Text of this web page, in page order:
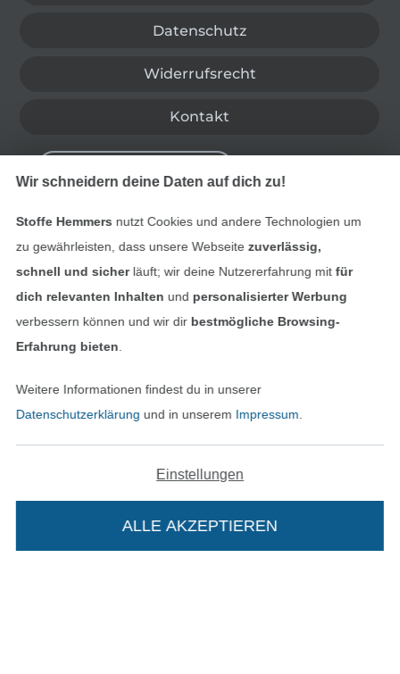
Datenschutz
Widerrufsrecht
Kontakt
Alle Preise inkl. der gesetzl. MwSt.
Finde mehr Inspiration
Deutsch
Nederlands
In den niederländischen
(France)
In den
Wir schneidern deine Daten auf dich zu!
Stoffe Hemmers nutzt Cookies und andere Technologien um
zu gewährleisten, dass unsere Webseite zuverlässig,
schnell und sicherläuft; wir deine Nutzererfahrung mitfür
dich relevanten Inhalten und personalisierter Werbung
verbessern können und wir dir bestmögliche Browsing-
Erfahrung bieten
Weitere Informationen findest du in unserer
Datenschutzerklärung und in unserem Impressum
Einstellungen
ALLE AKZEPTIEREN